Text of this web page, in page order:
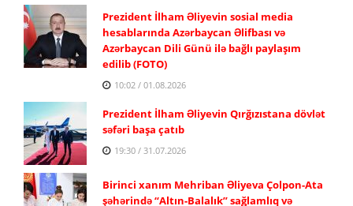
Prezident İlham Əliyevin sosial media
hesablarında Azərbaycan Əlifbası və
Azərbaycan Dili Günü ilə bağlı paylaşım
edilib (FOTO)
10:02 / 01.08.2026
Prezident İlham Əliyevin Qırğızıstana dövlət
səfəri başa çatıb
19:30 / 31.07.2026
Birinci xanım Mehriban Əliyeva Çolpon-Ata
şəhərində “Altın-Balalık” sağlamlıq və